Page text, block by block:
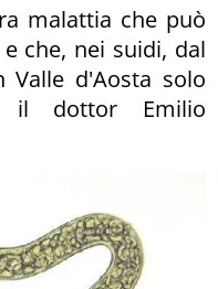
malattia che può
che, nei suidi, dal
Valle d'Aosta solo
il dottor Emilio